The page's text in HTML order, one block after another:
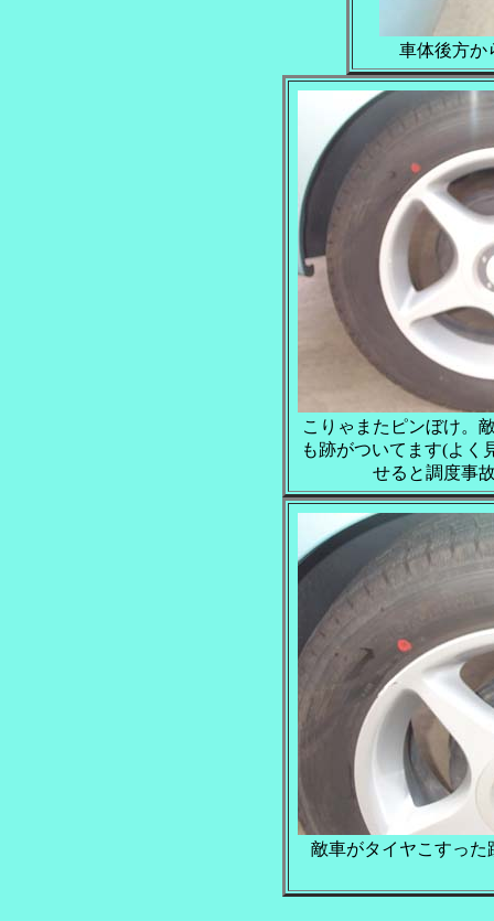
車体後方か
こりゃまたピンぼけ。
も跡がついてます(よく
せると調度事
敵車がタイヤこすっ